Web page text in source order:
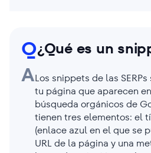
Q¿Qué es un
ALos snippets de las
tu página que aparecen
búsqueda orgánicos de
tienen tres elementos: el
(enlace azul en el que se
URL de la página y una